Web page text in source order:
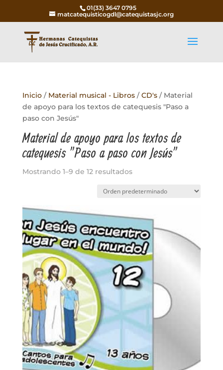
01(33) 3647 0795
matcatequisticogdl@catequistasjc.org
Inicio/ Material musical - Libros/CD's/ Material
de apoyo para los textos de catequesis "Paso a
paso con Jesús"
Material de apoyo para los textos de
catequesis "Paso a paso con Jesús"
Mostrando 1–9 de 12 resultados